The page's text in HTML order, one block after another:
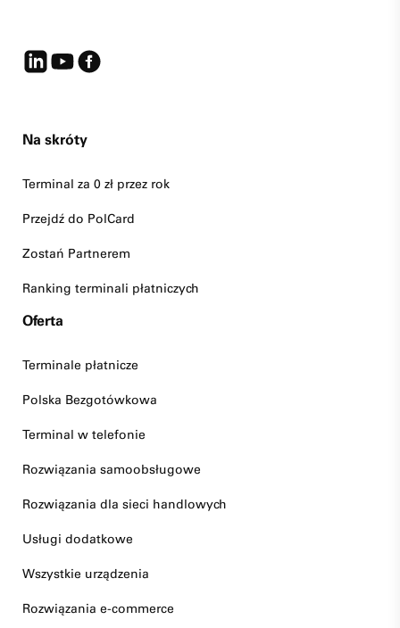
Na skróty
Terminal za 0 zł przez rok
Przejdź do PolCard
Zostań Partnerem
Ranking terminali płatniczych
Oferta
Terminale płatnicze
Polska Bezgotówkowa
Terminal w telefonie
Rozwiązania samoobsługowe
Rozwiązania dla sieci handlowych
Usługi dodatkowe
Wszystkie urządzenia
Rozwiązania e-commerce